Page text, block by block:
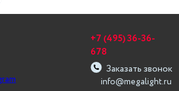
info@megalight.ru
+7 (495) 36-36-
678
Заказать звонок